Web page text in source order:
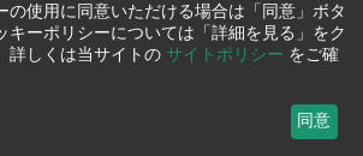
の使用に同意いただける場合は「同意」ボタ
キーポリシーについては「詳細を見る」をク
詳しくは当サイトの サイトポリシー をご確
同意